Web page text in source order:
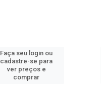
Faça seu login ou
cadastre-se para
ver preços e
comprar